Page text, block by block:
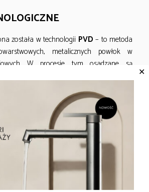
została w technologii PVD – to metoda
metalicznych powłok w
W procesie tym osadzane są
Na zakończenie powierzchnia pokrywana
zabezpieczającą przed odciskami palców i
funkcji jest prosta i intuicyjna.
pokrętła baterii na symbol wylewki,
właśnie z niej. Aby uruchomić słuchawkę
lekko popchnąć wylewkę w prawo – w
ona schowana pod baterię, a strumień
✕